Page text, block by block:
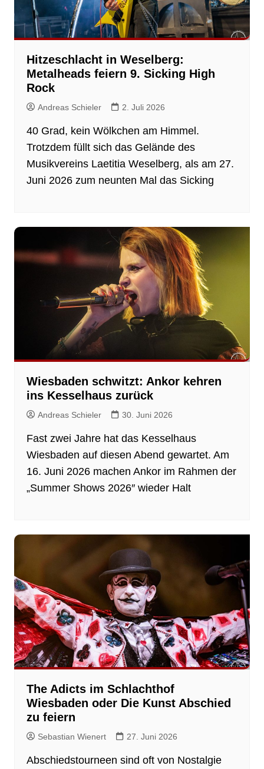
Hitzeschlacht in Weselberg:
Metalheads feiern 9. Sicking High
Rock
Andreas Schieler 2. Juli 2026
40 Grad, kein Wölkchen am Himmel.
Trotzdem füllt sich das Gelände des
Musikvereins Laetitia Weselberg, als am 27.
Juni 2026 zum neunten Mal das Sicking
Wiesbaden schwitzt: Ankor kehren
ins Kesselhaus zurück
Andreas Schieler 30. Juni 2026
Fast zwei Jahre hat das Kesselhaus
Wiesbaden auf diesen Abend gewartet. Am
16. Juni 2026 machen Ankor im Rahmen der
„Summer Shows 2026″ wieder Halt
The Adicts im Schlachthof
Wiesbaden oder Die Kunst Abschied
zu feiern
Sebastian Wienert 27. Juni 2026
Abschiedstourneen sind oft von Nostalgie